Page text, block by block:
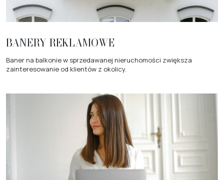
BANERY REKLAMOWE
Baner na balkonie w sprzedawanej nieruchomości zwiększa
zainteresowanie od klientów z okolicy.